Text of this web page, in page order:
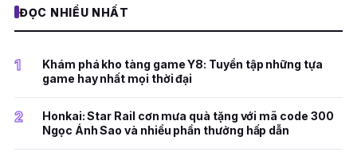
ĐỌC NHIỀU NHẤT
1
Khám phá kho tàng game Y8: Tuyển tập những tựa
game hay nhất mọi thời đại
2
Honkai: Star Rail cơn mưa quà tặng với mã code 300
Ngọc Ánh Sao và nhiều phần thưởng hấp dẫn